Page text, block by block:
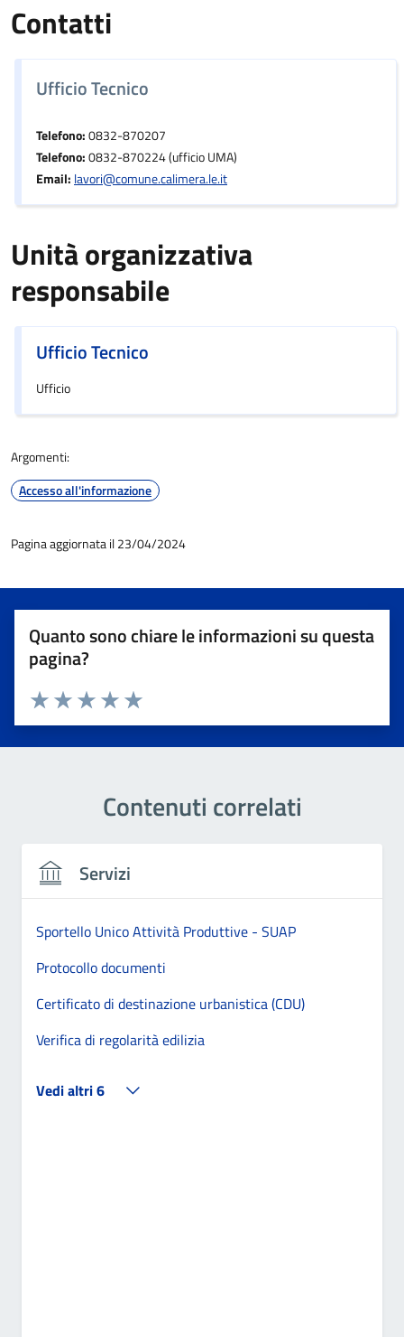
Contatti
Ufficio Tecnico
Telefono:0832-870207
Telefono:0832-870224 (ufficio UMA)
Email: lavori@comune.calimera.le.it
Unità organizzativa
responsabile
Ufficio Tecnico
Ufficio
Argomenti:
Accesso all'informazione
Pagina aggiornata il 23/04/2024
Quanto sono chiare le informazioni su questa
pagina?
Valuta 5 stelle su 5
Valuta 4 stelle su 5
Valuta 3 stelle su 5
Valuta 2 stelle su 5
Valuta 1 stelle su 5
Contenuti correlati
Servizi
Sportello Unico Attività Produttive - SUAP
Protocollo documenti
Certificato di destinazione urbanistica (CDU)
Verifica di regolarità edilizia
Vedi altri 6